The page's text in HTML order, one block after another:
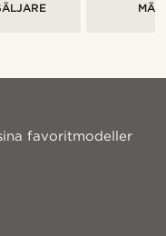
favoritmodeller